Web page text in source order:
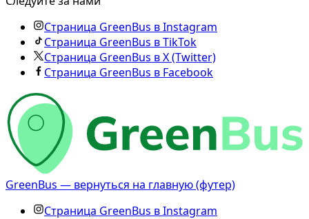
Страница GreenBus в Instagram
Страница GreenBus в TikTok
Страница GreenBus в X (Twitter)
Страница GreenBus в Facebook
GreenBus — вернуться на главную (футер)
Страница GreenBus в Instagram